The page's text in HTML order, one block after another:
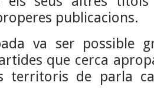
publicacions.
va ser possible
que cerca
territoris de parla